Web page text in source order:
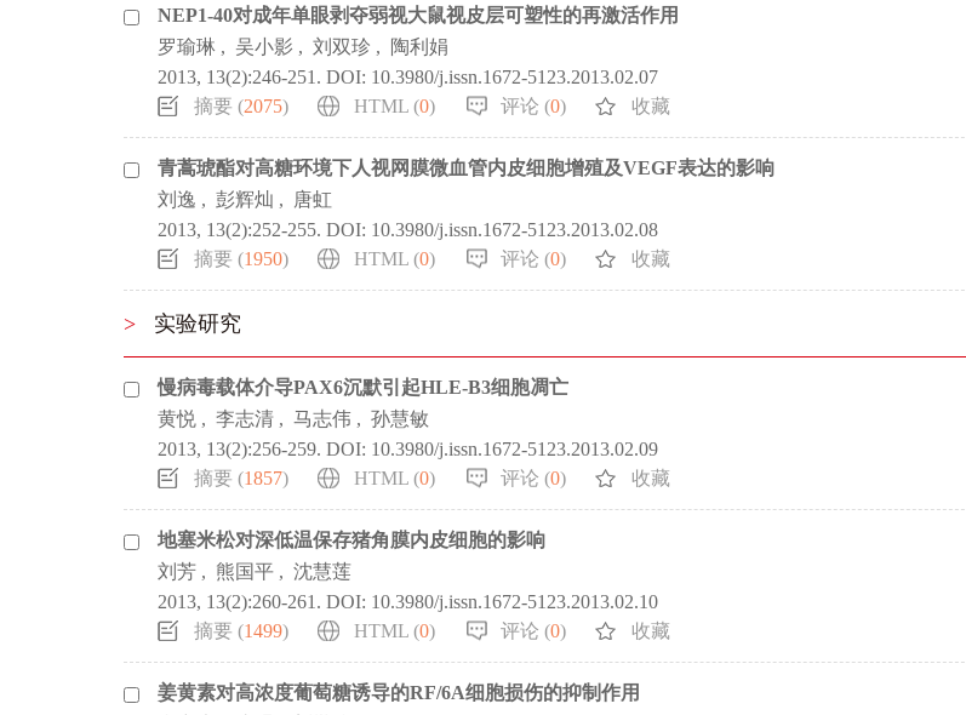
NEP1-40对成年单眼剥夺弱视大鼠视皮层可塑性的再激活作用
罗瑜琳 , 吴小影 , 刘双珍 ,
陶利娟
2013, 13(2):246-251. DOI: 10.3980/j.issn.1672-5123.2013.02.07
摘要 (2075) HTML (0) 评论 (0) 收藏
青蒿琥酯对高糖环境下人视网膜微血管内皮细胞增殖及VEGF表达的影响
刘逸 , 彭辉灿 ,
唐虹
2013, 13(2):252-255. DOI: 10.3980/j.issn.1672-5123.2013.02.08
摘要 (1950) HTML (0) 评论 (0) 收藏
> 实验研究
慢病毒载体介导PAX6沉默引起HLE-B3细胞凋亡
黄悦 , 李志清 , 马志伟 , 孙慧敏
2013, 13(2):256-259. DOI: 10.3980/j.issn.1672-5123.2013.02.09
摘要 (1857) HTML (0) 评论 (0) 收藏
地塞米松对深低温保存猪角膜内皮细胞的影响
刘芳 , 熊国平 , 沈慧莲
2013, 13(2):260-261. DOI: 10.3980/j.issn.1672-5123.2013.02.10
摘要 (1499) HTML (0) 评论 (0) 收藏
姜黄素对高浓度葡萄糖诱导的RF/6A细胞损伤的抑制作用